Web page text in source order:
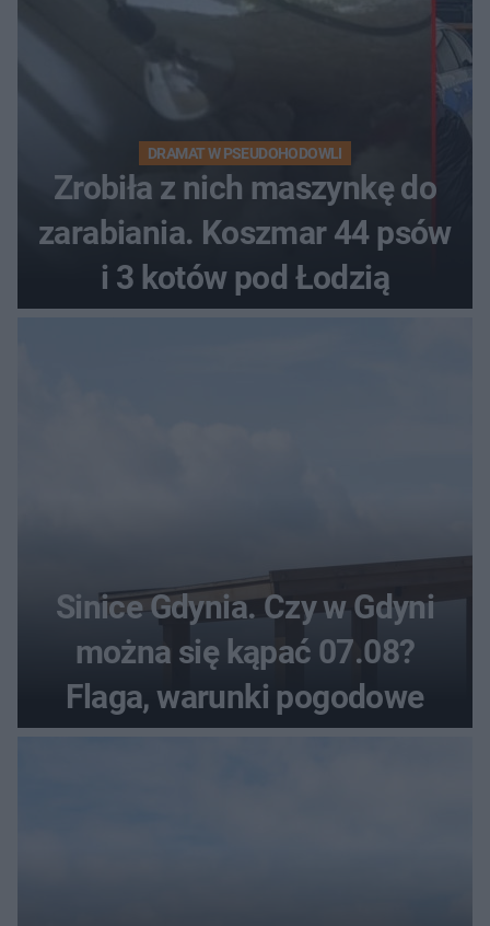
DRAMAT W PSEUDOHODOWLI
Zrobiła z nich maszynkę do
zarabiania. Koszmar 44 psów
i 3 kotów pod Łodzią
Sinice Gdynia. Czy w Gdyni
można się kąpać 07.08?
Flaga, warunki pogodowe